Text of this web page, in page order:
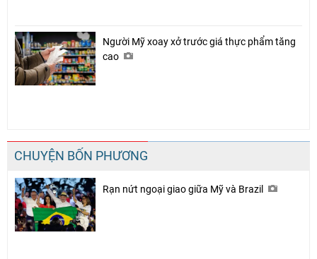
Người Mỹ xoay xở trước giá thực phẩm tăng
cao
CHUYỆN BỐN PHƯƠNG
Rạn nứt ngoại giao giữa Mỹ và Brazil